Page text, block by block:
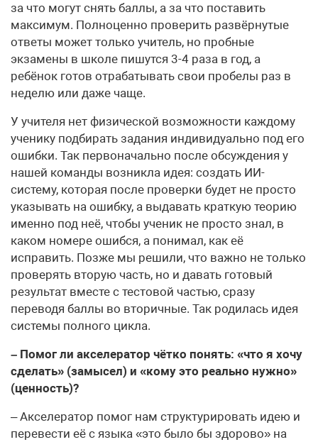
за что могут снять баллы, а за что поставить
максимум. Полноценно проверить развёрнутые
ответы может только учитель, но пробные
экзамены в школе пишутся 3-4 раза в год, а
ребёнок готов отрабатывать свои пробелы раз в
неделю или даже чаще.
У учителя нет физической возможности каждому
ученику подбирать задания индивидуально под его
ошибки. Так первоначально после обсуждения у
нашей команды возникла идея: создать ИИ-
систему, которая после проверки будет не просто
указывать на ошибку, а выдавать краткую теорию
именно под неё, чтобы ученик не просто знал, в
каком номере ошибся, а понимал, как её
исправить. Позже мы решили, что важно не только
проверять вторую часть, но и давать готовый
результат вместе с тестовой частью, сразу
переводя баллы во вторичные. Так родилась идея
системы полного цикла.
– Помог ли акселератор чётко понять: «что я хочу
сделать» (замысел) и «кому это реально нужно»
(ценность)?
– Акселератор помог нам структурировать идею и
перевести её с языка «это было бы здорово» на